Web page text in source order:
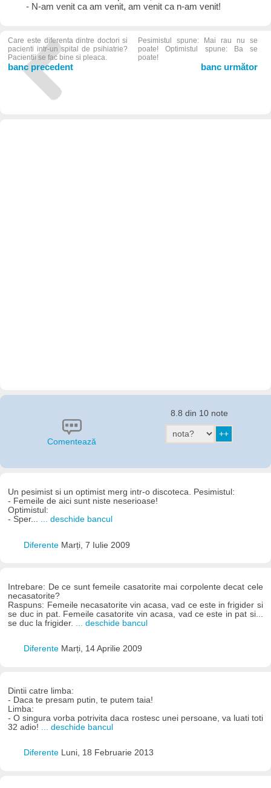
- N-am venit ca am venit, am venit ca n-am venit!
Care este diferenta dintre doctori si
pacienti intr-un spital de psihiatrie?
Pacientii se fac bine si pleaca.
banc precedent
Pesimistul spune: Mai rau nu se
poate! Optimistul spune: Ba se
poate!
banc următor
Comentează
8.8 din 10 note
Un pesimist si un optimist merg intr-o discoteca. Pesimistul:
- Femeile de aici sunt niste neserioase!
Optimistul:
- Sper... ... deschide bancul
Diferente Marți, 7 Iulie 2009
Intrebare: De ce sunt femeile casatorite mai corpolente decat cele
necasatorite?
Raspuns: Femeile necasatorite vin acasa, vad ce este in frigider si
se duc in pat. Femeile casatorite vin acasa, vad ce este in pat si...
se duc la frigider. ... deschide bancul
Diferente Marți, 14 Aprilie 2009
Dintii catre limba:
- Daca te presam putin, te putem taia!
Limba:
- O singura vorba potrivita daca rostesc unei persoane, va luati toti
32 adio!
... deschide bancul
Diferente Luni, 18 Februarie 2013